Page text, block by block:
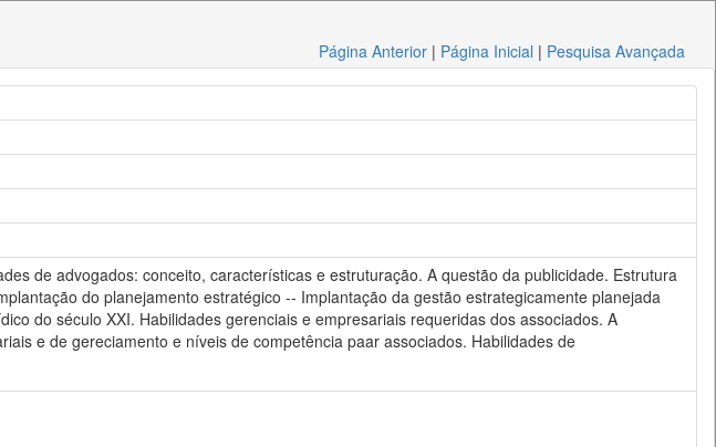
Página Anterior | Página Inicial | Pesquisa Avançada
de advogados: conceito, características e estruturação. A questão da publicidade. Estrutura
do planejamento estratégico -- Implantação da gestão estrategicamente planejada
do século XXI. Habilidades gerenciais e empresariais requeridas dos associados. A
e de gereciamento e níveis de competência paar associados. Habilidades de